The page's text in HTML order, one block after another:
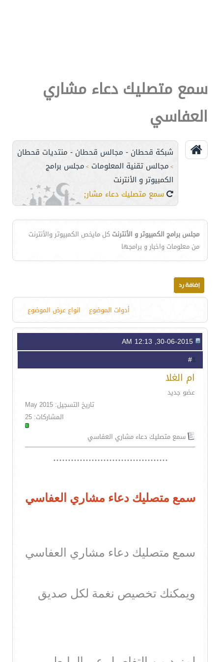
سمع متصليك دعاء مشاري
العفاسي
شبكة قحطان - مجالس قحطان - منتديات قحطان
> مجالس تقنية المعلومات > مجلس برامج
الكمبيوتر و الأنترنت
سمع متصليك دعاء مشاري العفاسي
مجلس برامج الكمبيوتر و الأنترنت كل مايخص الكمبيوتر والأنترنت
من معلومات واخبار و برامجها
أدوات الموضوع انواع عرض الموضوع
1
ام الغلا
عضو جديد
تاريخ التسجيل: May 2015
المشاركات: 25
سمع متصليك دعاء مشاري العفاسي
.......................................
سمع متصليك دعاء مشاري العفاسي
سمع متصليك دعاء مشاري العفاسي
ويمكنك تخصيص نغمة لكل صديق